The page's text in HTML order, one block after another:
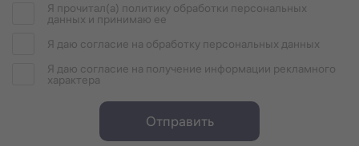
Я прочитал(а) политику обработки персональных
данных и принимаю ее
Я даю согласие на обработку персональных данных
Я даю согласие на получение информации рекламного
характера
Отправить